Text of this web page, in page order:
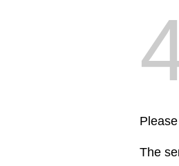
The